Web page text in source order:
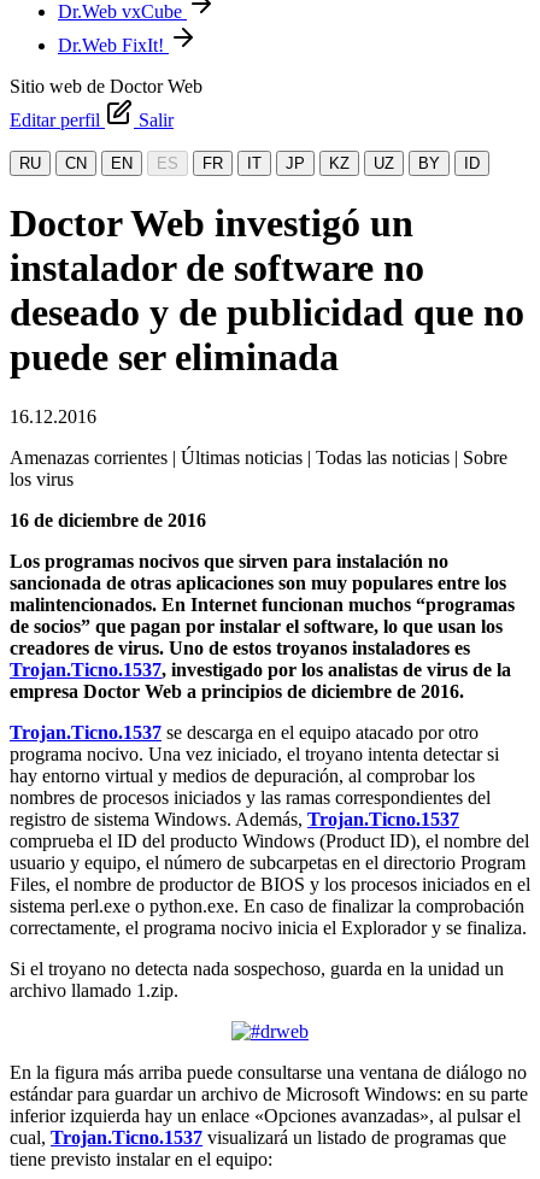
Dr.Web vxCube
Dr.Web FixIt!
Sitio web de Doctor Web
Editar perfil
Salir
RU CN EN ES FR IT JP KZ UZ BY ID
Doctor Web investigó un
instalador de software no
deseado y de publicidad que no
puede ser eliminada
16.12.2016
Amenazas corrientes | Últimas noticias | Todas las noticias | Sobre
los virus
16 de diciembre de 2016
Los programas nocivos que sirven para instalación no
sancionada de otras aplicaciones son muy populares entre los
malintencionados. En Internet funcionan muchos “programas
de socios” que pagan por instalar el software, lo que usan los
creadores de virus. Uno de estos troyanos instaladores es
Trojan.Ticno.1537, investigado por los analistas de virus de la
empresa Doctor Web a principios de diciembre de 2016.
Trojan.Ticno.1537 se descarga en el equipo atacado por otro
programa nocivo. Una vez iniciado, el troyano intenta detectar si
hay entorno virtual y medios de depuración, al comprobar los
nombres de procesos iniciados y las ramas correspondientes del
registro de sistema Windows. Además, Trojan.Ticno.1537
comprueba el ID del producto Windows (Product ID), el nombre del
usuario y equipo, el número de subcarpetas en el directorio Program
Files, el nombre de productor de BIOS y los procesos iniciados en el
sistema perl.exe o python.exe. En caso de finalizar la comprobación
correctamente, el programa nocivo inicia el Explorador y se finaliza.
Si el troyano no detecta nada sospechoso, guarda en la unidad un
archivo llamado 1.zip.
En la figura más arriba puede consultarse una ventana de diálogo no
estándar para guardar un archivo de Microsoft Windows: en su parte
inferior izquierda hay un enlace «Opciones avanzadas», al pulsar el
cual, Trojan.Ticno.1537 visualizará un listado de programas que
tiene previsto instalar en el equipo: